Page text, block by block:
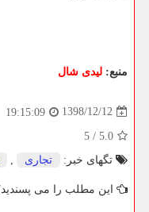
منبع: لیدی شال
1398/12/12
19:15:09
5.0
/
5
تگهای خبر:
تجاری
این مطلب را می